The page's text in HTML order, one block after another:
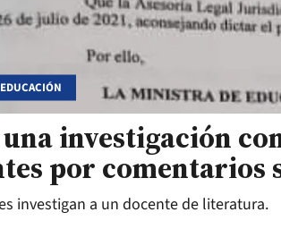
investigación
por comentarios
investigan a un docente de literatura.